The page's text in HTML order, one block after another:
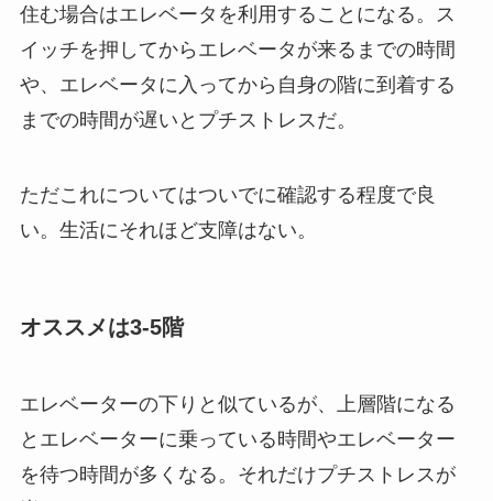
住む場合はエレベータを利用することになる。ス
イッチを押してからエレベータが来るまでの時間
や、エレベータに入ってから自身の階に到着する
までの時間が遅いとプチストレスだ。
ただこれについてはついでに確認する程度で良
い。生活にそれほど支障はない。
オススメは3-5階
エレベーターの下りと似ているが、上層階になる
とエレベーターに乗っている時間やエレベーター
を待つ時間が多くなる。それだけプチストレスが